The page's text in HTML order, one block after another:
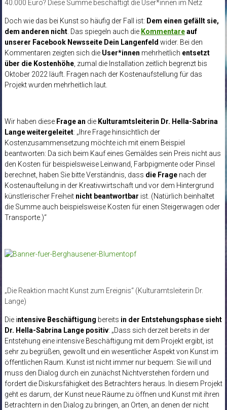
40.000 Euro? Diese Summe beschäftigt die User*innen im Netz
Doch wie das bei Kunst so häufig der Fall ist: Dem einen gefällt sie,
dem anderen nicht. Das spiegeln auch die Kommentareauf
unserer Facebook Newsseite Dein Langenfeld wider. Bei den
Kommentaren zeigten sich die User*innen mehrheitlich entsetzt
über die Kostenhöhe, zumal die Installation zeitlich begrenzt bis
Oktober 2022 läuft. Fragen nach der Kostenaufstellung für das
Projekt wurden mehrheitlich laut.
Wir haben diese Frage an die Kulturamtsleiterin Dr. Hella-Sabrina
Lange weitergeleitet: „Ihre Frage hinsichtlich der
Kostenzusammensetzung möchte ich mit einem Beispiel
beantworten: Da sich beim Kauf eines Gemäldes sein Preis nicht aus
den Kosten für beispielsweise Leinwand, Farbpigmente oder Pinsel
berechnet, haben Sie bitte Verständnis, dass die Fragenach der
Kostenaufteilung in der Kreativwirtschaft und vor dem Hintergrund
künstlerischer Freiheit nicht beantwortbar ist. (Natürlich beinhaltet
die Summe auch beispielsweise Kosten für einen Steigerwagen oder
Transporte.)“
„Die Reaktion macht Kunst zum Ereignis“ (Kulturamtsleiterin Dr.
Lange)
Die intensive Beschäftigung bereits in der Entstehungsphase sieht
Dr. Hella-Sabrina Lange positiv: „Dass sich derzeit bereits in der
Entstehung eine intensive Beschäftigung mit dem Projekt ergibt, ist
sehr zu begrüßen, gewollt und ein wesentlicher Aspekt von Kunst im
öffentlichen Raum. Kunst ist nicht immer nur bequem: Sie will und
muss den Dialog durch ein zunächst Nichtverstehen fördern und
fordert die Diskursfähigkeit des Betrachters heraus. In diesem Projekt
geht es darum, der Kunst neue Räume zu öffnen und Kunst mit ihren
Betrachtern in den Dialog zu bringen, an Orten, an denen der nicht